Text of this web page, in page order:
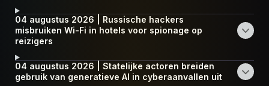
04 augustus 2026 | Russische hackers
misbruiken Wi-Fi in hotels voor spionage op
reizigers
04 augustus 2026 | Statelijke actoren breiden
gebruik van generatieve AI in cyberaanvallen uit